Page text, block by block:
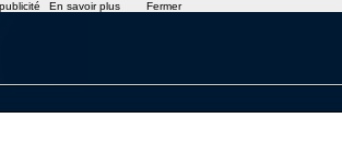
En savoir plus Fermer